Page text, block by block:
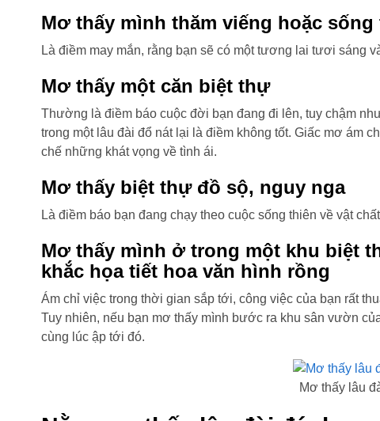
Mơ thấy mình thăm viếng hoặc
Là điềm may mắn, rằng bạn sẽ có một tương lai tươi sáng
Mơ thấy một căn biệt thự
Thường là điềm báo cuộc đời bạn đang đi lên, tuy chậm
trong một lâu đài đổ nát lại là điềm không tốt. Giấc mơ ám
chế những khát vọng về tình ái.
Mơ thấy biệt thự đồ sộ, nguy nga
Là điềm báo bạn đang chạy theo cuộc sống thiên về vật
Mơ thấy mình ở trong một khu biệt
khắc họa tiết hoa văn hình rồng
Ám chỉ việc trong thời gian sắp tới, công việc của bạn rất
Tuy nhiên, nếu bạn mơ thấy mình bước ra khu sân vườn
cùng lúc ập tới đó.
Mơ thấy lâu